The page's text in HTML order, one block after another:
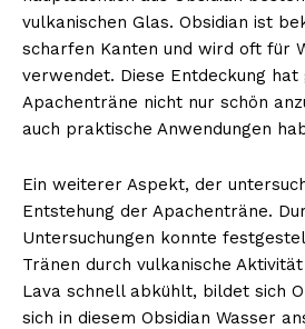
vulkanischen Glas. Obsidian ist
scharfen Kanten und wird oft für
verwendet. Diese Entdeckung hat
Apachenträne nicht nur schön
auch praktische Anwendungen
Ein weiterer Aspekt, der
Entstehung der Apachenträne.
Untersuchungen konnte
Tränen durch vulkanische
Lava schnell abkühlt, bildet sich
sich in diesem Obsidian Wasser